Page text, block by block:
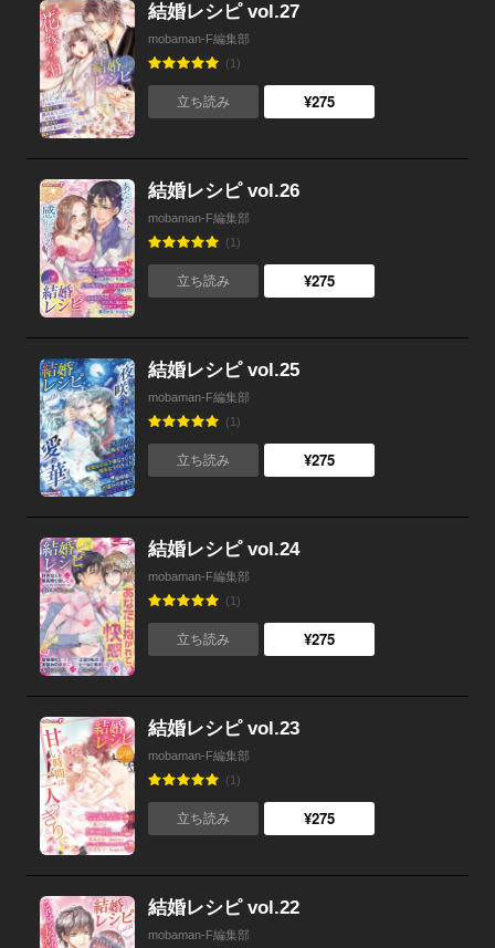
結婚レシピ vol.27
mobaman-F編集部
(1)
立ち読み ¥275
結婚レシピ vol.26
mobaman-F編集部
(1)
立ち読み ¥275
結婚レシピ vol.25
mobaman-F編集部
(1)
立ち読み ¥275
結婚レシピ vol.24
mobaman-F編集部
(1)
立ち読み ¥275
結婚レシピ vol.23
mobaman-F編集部
(1)
立ち読み ¥275
結婚レシピ vol.22
mobaman-F編集部